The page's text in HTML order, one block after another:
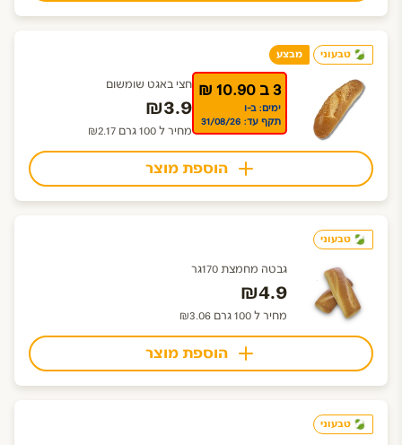
טבעוני מבצע
3 ב 10.90 ₪
ימים: ב-ו
תקף עד: 31/08/26
חצי באגט שומשום
₪3.9
מחיר ל 100 גרם ₪2.17
הוספת מוצר
טבעוני
גבטה מחמצת 170גר
₪4.9
מחיר ל 100 גרם ₪3.06
הוספת מוצר
טבעוני